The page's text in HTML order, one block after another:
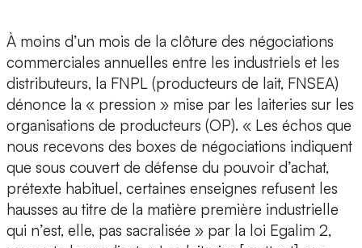
À moins d’un mois de la clôture des négociations
commerciales annuelles entre les industriels et les
distributeurs, la FNPL (producteurs de lait, FNSEA)
dénonce la « pression » mise par les laiteries sur les
organisations de producteurs (OP). « Les échos que
nous recevons des boxes de négociations indiquent
que sous couvert de défense du pouvoir d’achat,
prétexte habituel, certaines enseignes refusent les
hausses au titre de la matière première industrielle
qui n’est, elle, pas sacralisée » par la loi Egalim 2,